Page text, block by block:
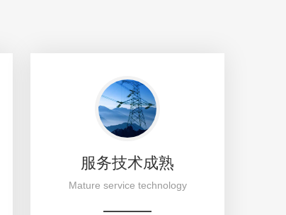
服务技术成熟
Mature service technology